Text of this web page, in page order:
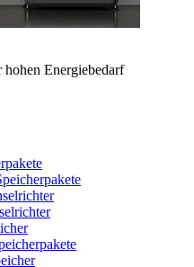
Energiebedarf